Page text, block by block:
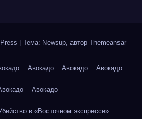
Тема: Newsup, автор Themeansar
Авокадо Авокадо Авокадо
Авокадо
в «Восточном экспрессе»